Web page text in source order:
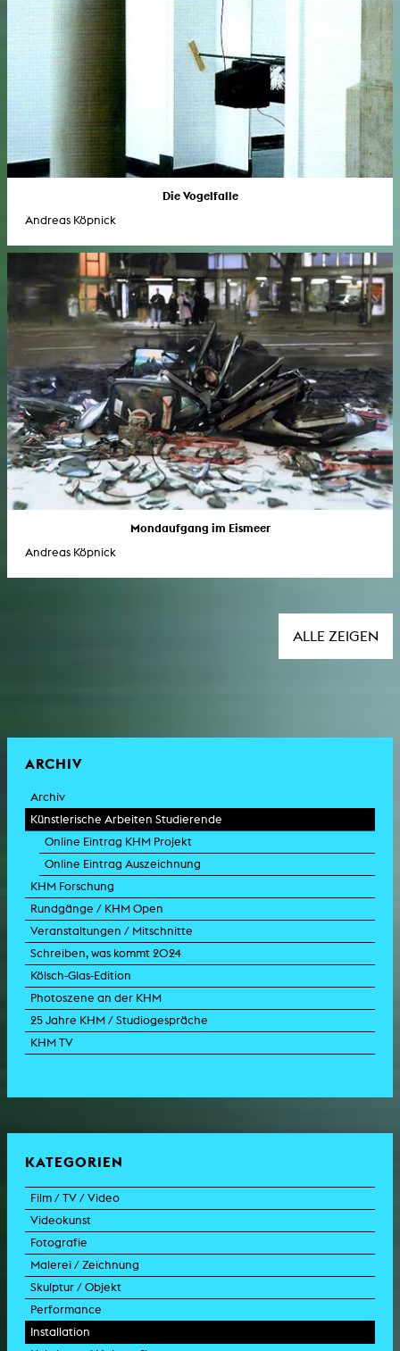
Die Vogelfalle
Andreas Köpnick
Mondaufgang im Eismeer
Andreas Köpnick
ALLE ZEIGEN
ARCHIV
Archiv
Künstlerische Arbeiten Studierende
Online Eintrag KHM Projekt
Online Eintrag Auszeichnung
KHM Forschung
Rundgänge / KHM Open
Veranstaltungen / Mitschnitte
Schreiben, was kommt 2024
Kölsch-Glas-Edition
Photoszene an der KHM
25 Jahre KHM / Studiogespräche
KHM TV
KATEGORIEN
Film / TV / Video
Spielfilm
Dokumentarfilm
Doku-Drama
Animation
Experimentalfilm
TV-Format
Videokunst
Experimentalfilm
Videoarbeit
Videoperformance
Videoinstallation
Videoskulptur
Fotografie
Fotoarbeit
Dokumentarfotografie
Fotoinstallation
Malerei / Zeichnung
Malerei
Zeichnung
Collage
Skulptur / Objekt
Skulptur
Objekt
Performance
Intervention
Installation